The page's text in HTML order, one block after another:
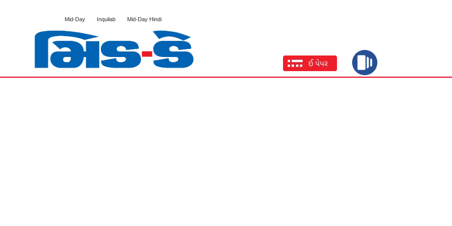
Mid-Day Inquilab Mid-Day Hindi